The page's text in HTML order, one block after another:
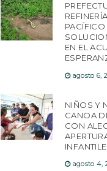
PACÍFICO
EN EL
agosto 6,
NIÑOS Y
CANOA
CON
agosto 4,